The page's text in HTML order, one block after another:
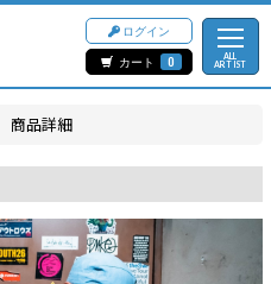
ログイン
カート
0
ALL
ARTIST
商品詳細